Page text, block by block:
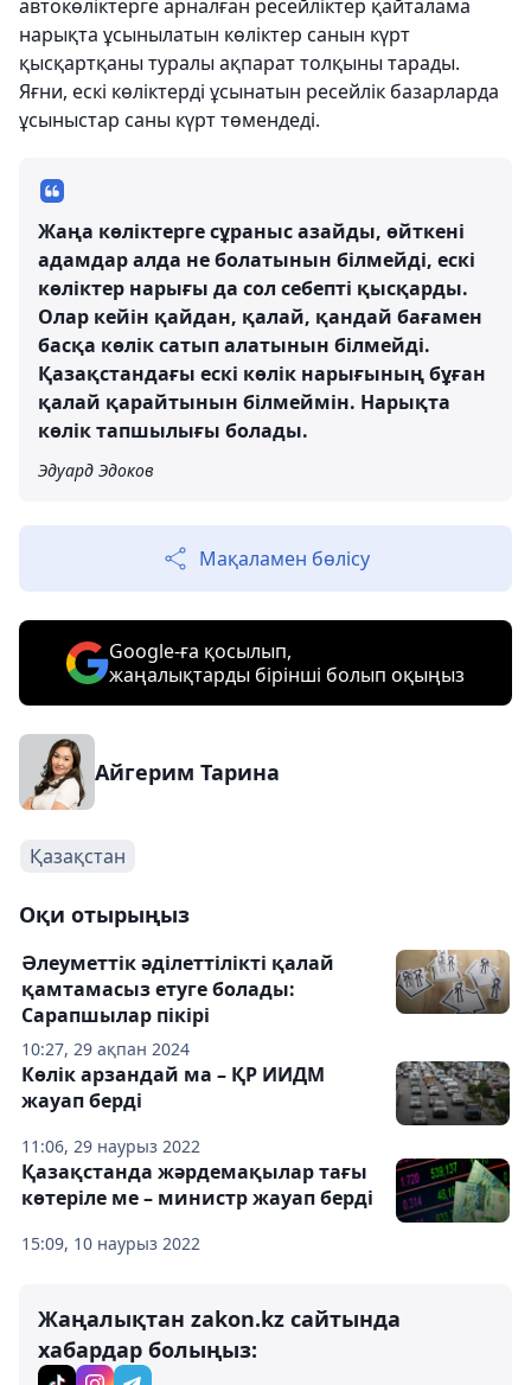
автокөліктерге арналған ресейліктер қайталама
нарықта ұсынылатын көліктер санын күрт
қысқартқаны туралы ақпарат толқыны тарады.
Яғни, ескі көліктерді ұсынатын ресейлік базарларда
ұсыныстар саны күрт төмендеді.
Жаңа көліктерге сұраныс азайды, өйткені
адамдар алда не болатынын білмейді, ескі
көліктер нарығы да сол себепті қысқарды.
Олар кейін қайдан, қалай, қандай бағамен
басқа көлік сатып алатынын білмейді.
Қазақстандағы ескі көлік нарығының бұған
қалай қарайтынын білмеймін. Нарықта
көлік тапшылығы болады.
Эдуард Эдоков
Мақаламен бөлісу
Google-ға қосылып,
жаңалықтарды бірінші болып оқыңыз
Айгерим Тарина
Қазақстан
Оқи отырыңыз
10:27, 29 ақпан 2024
Әлеуметтік әділеттілікті қалай
қамтамасыз етуге болады:
Сарапшылар пікірі
11:06, 29 наурыз 2022
Көлік арзандай ма – ҚР ИИДМ
жауап берді
15:09, 10 наурыз 2022
Қазақстанда жәрдемақылар тағы
көтеріле ме – министр жауап берді
Жаңалықтан zakon.kz сайтында
хабардар болыңыз: